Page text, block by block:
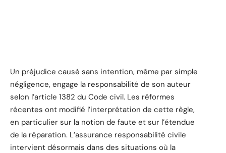
Un préjudice causé sans intention, même par simple
négligence, engage la responsabilité de son auteur
selon l’article 1382 du Code civil. Les réformes
récentes ont modifié l’interprétation de cette règle,
en particulier sur la notion de faute et sur l’étendue
de la réparation. L’assurance responsabilité civile
intervient désormais dans des situations où la